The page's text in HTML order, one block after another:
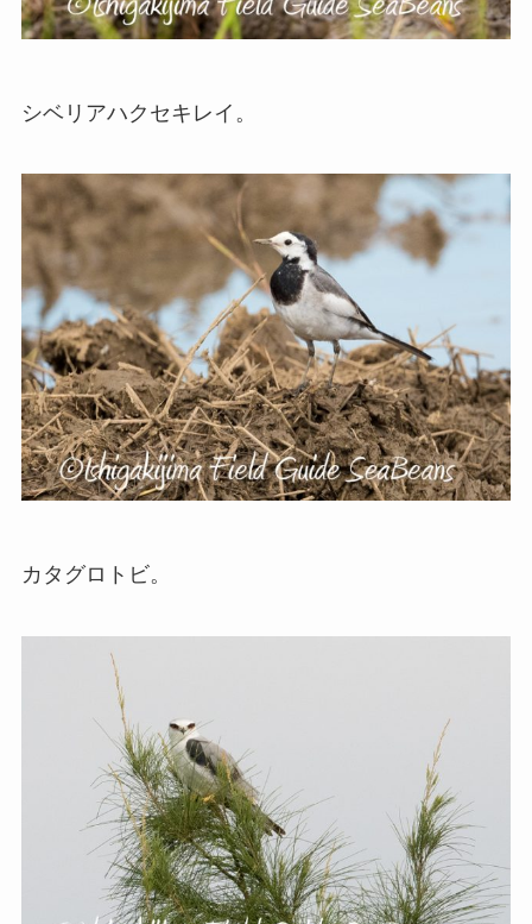
シベリアハクセキレイ。
カタグロトビ。